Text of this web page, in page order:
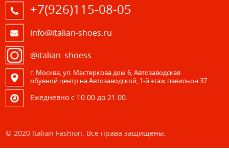
+7(926)115-08-05
info@italian-shoes.ru
@italian_shoess
г. Москва, ул. Мастеркова дом 6, Автозаводская
обувной центр на Автозаводской, 1-й этаж павильон 37.
Eжедневно с 10.00 до 21.00.
© 2020 Italian Fashion. Все права защищены.